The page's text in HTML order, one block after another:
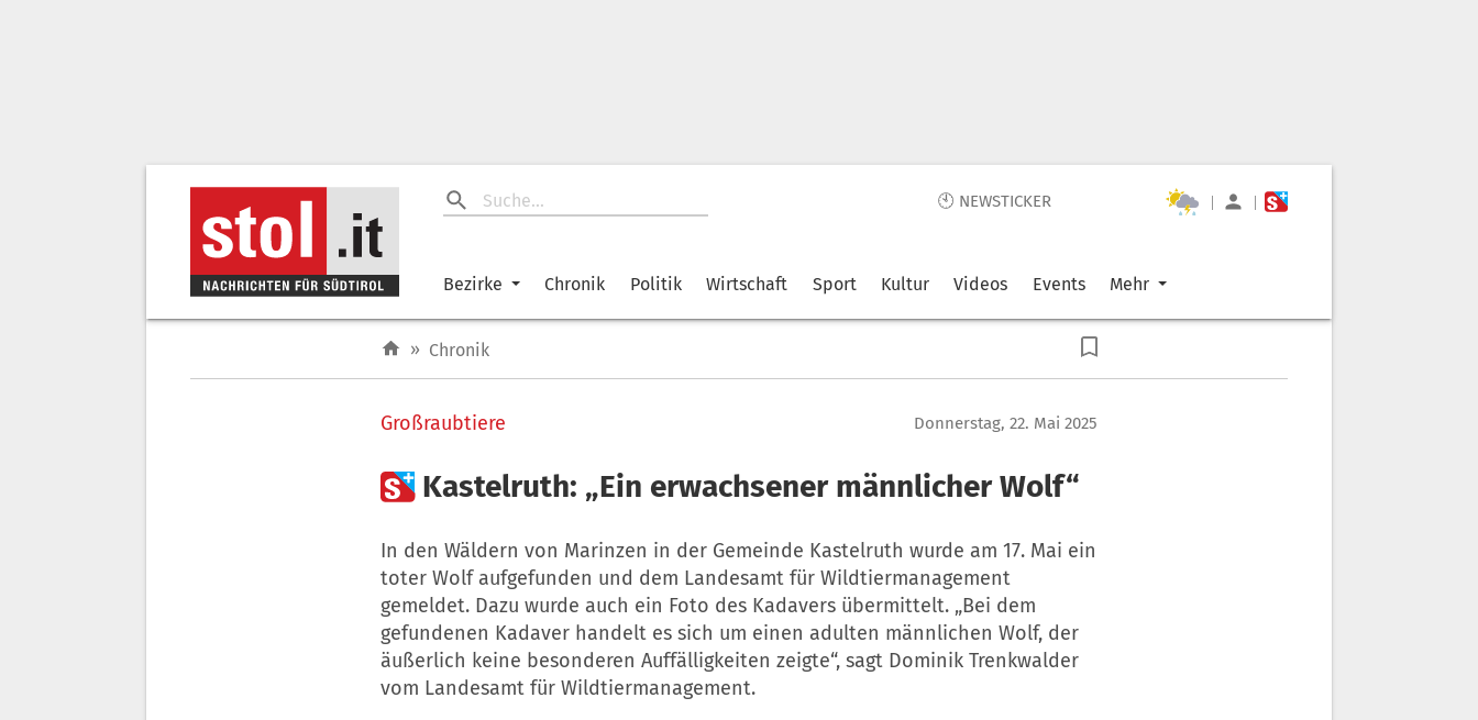
🕙 NEWSTICKER | |
Bezirke Chronik Politik Wirtschaft Sport Kultur Videos Events Mehr
» Chronik
Großraubtiere Donnerstag, 22. Mai 2025
 Kastelruth: „Ein erwachsener männlicher Wolf“
In den Wäldern von Marinzen in der Gemeinde Kastelruth wurde am 17. Mai ein
toter Wolf aufgefunden und dem Landesamt für Wildtiermanagement
gemeldet. Dazu wurde auch ein Foto des Kadavers übermittelt. „Bei dem
gefundenen Kadaver handelt es sich um einen adulten männlichen Wolf, der
äußerlich keine besonderen Auffälligkeiten zeigte“, sagt Dominik Trenkwalder
vom Landesamt für Wildtiermanagement.